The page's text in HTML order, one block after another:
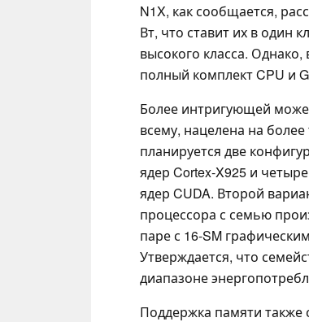
N1X, как сообщается,
Вт, что ставит их в один
высокого класса.
полный комплект CPU и
Более интригующей
всему, нацелена на
планируется две
ядер Cortex-X925 и
ядер CUDA. Второй
процессора с семью
паре с 16-SM
Утверждается, что
диапазоне
Поддержка памяти также